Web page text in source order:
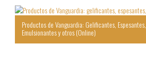
Productos de Vanguardia: Gelificantes, Espesantes,
Emulsionantes y otros (Online)